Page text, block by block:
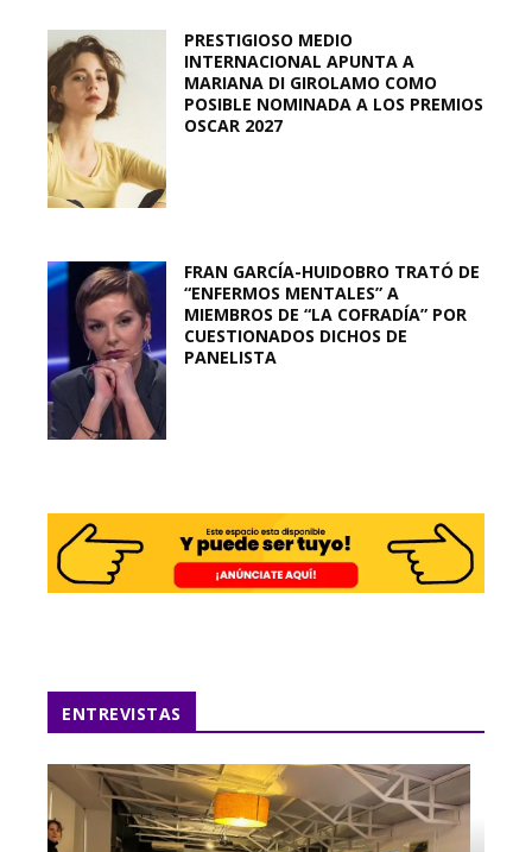
PRESTIGIOSO MEDIO
INTERNACIONAL APUNTA A
MARIANA DI GIROLAMO COMO
POSIBLE NOMINADA A LOS PREMIOS
OSCAR 2027
FRAN GARCÍA-HUIDOBRO TRATÓ DE
“ENFERMOS MENTALES” A
MIEMBROS DE “LA COFRADÍA” POR
CUESTIONADOS DICHOS DE
PANELISTA
ENTREVISTAS